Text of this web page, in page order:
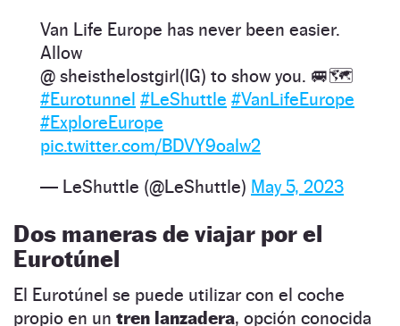
Van Life Europe has never been easier.
Allow
@ sheisthelostgirl(IG) to show you. 🚐🗺️
#Eurotunnel #LeShuttle #VanLifeEurope
#ExploreEurope
pic.twitter.com/BDVY9oalw2
— LeShuttle (@LeShuttle) May 5, 2023
Dos maneras de viajar por el
Eurotúnel
El Eurotúnel se puede utilizar con el coche
propio en un tren lanzadera, opción conocida